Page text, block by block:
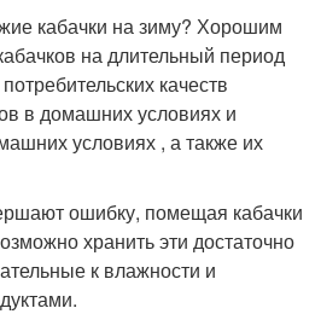
кабачки на зиму? Хорошим
на длительный период
качеств
в домашних условиях и
условиях , а также их
ошибку, помещая кабачки
хранить эти достаточно
к влажности и